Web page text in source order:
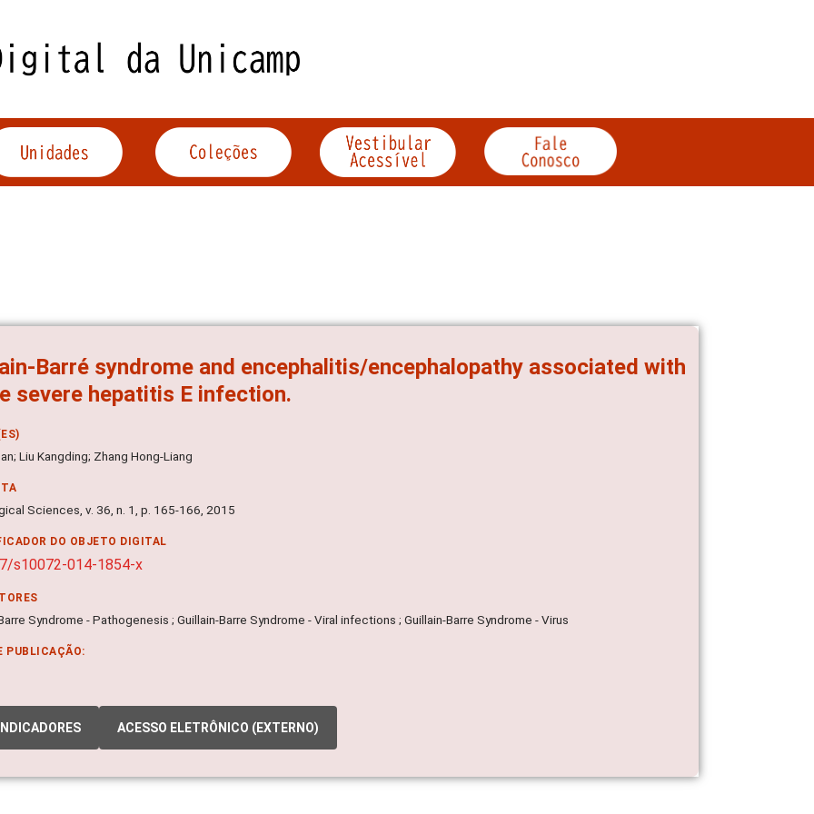
Barré syndrome and encephalitis/encephalopathy associated with
severe hepatitis E infection.
Liu Kangding; Zhang Hong-Liang
Sciences, v. 36, n. 1, p. 165-166, 2015
DO OBJETO DIGITAL
s10072-014-1854-x
Syndrome - Pathogenesis ; Guillain-Barre Syndrome - Viral infections ; Guillain-Barre Syndrome - Virus
PUBLICAÇÃO:
INDICADORES ACESSO ELETRÔNICO (EXTERNO)